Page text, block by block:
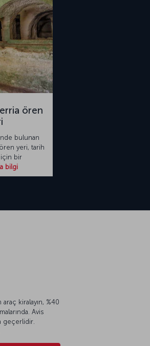
ören
bulunan
yeri, tarih
için bir
bilgi
araç kiralayın, %40
Avis
geçerlidir.